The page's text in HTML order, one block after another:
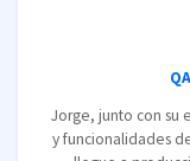
Jorge, junto con su
y funcionalidades